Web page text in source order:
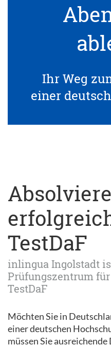
Ihr Weg
einer
TestDaF
inlingua Ingolstadt
Prüfungszentrum
TestDaF
Möchten Sie in
einer deutschen
müssen Sie